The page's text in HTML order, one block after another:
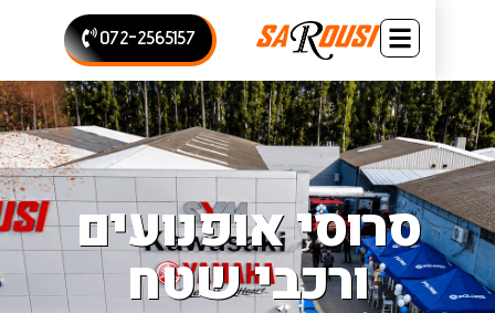
072-2565157
סרוסי אופנועים
ורכבי שטח